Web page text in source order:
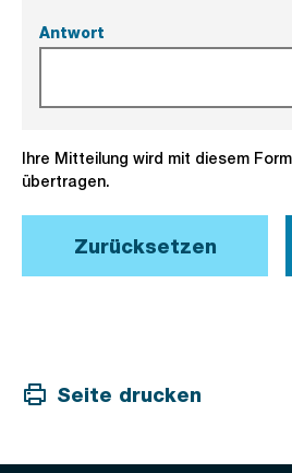
Antwort
Ihre Mitteilung wird mit diesem
übertragen.
Zurücksetzen
Seite drucken